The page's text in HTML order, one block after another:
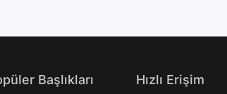
Başlıkları Hızlı Erişim